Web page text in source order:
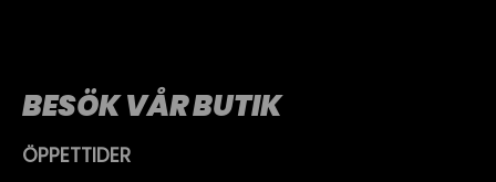
BESÖK VÅR BUTIK
ÖPPETTIDER